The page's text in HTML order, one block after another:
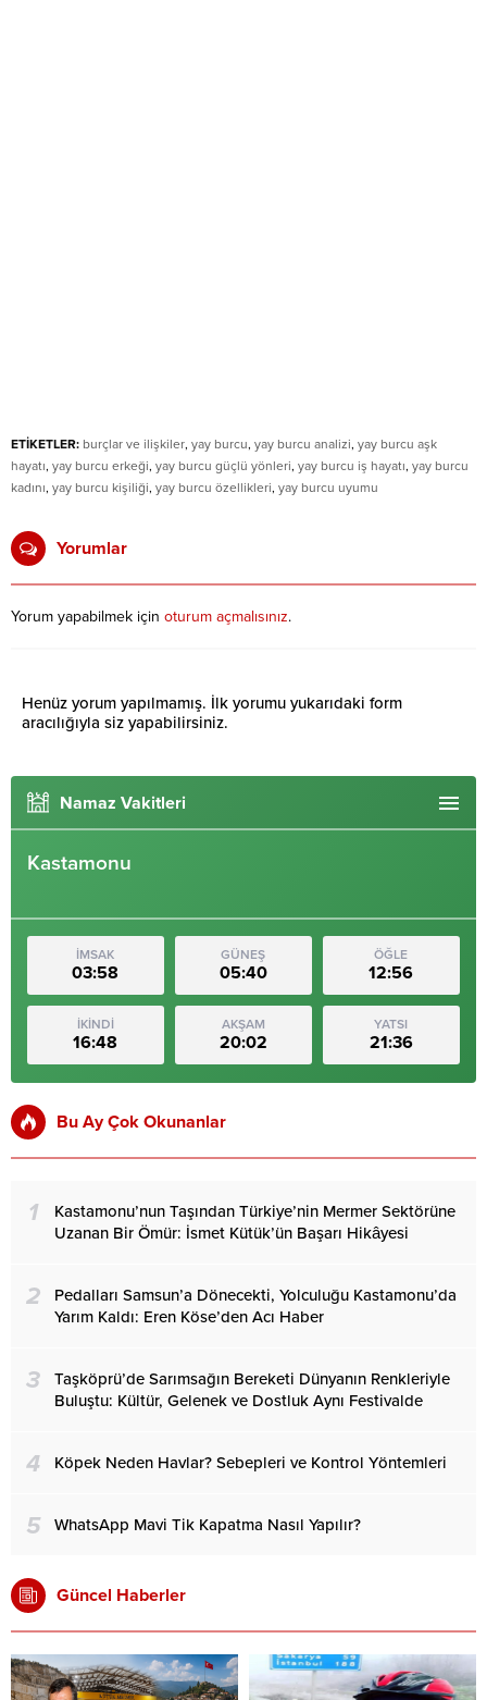
ETİKETLER: burçlar ve ilişkiler, yay burcu, yay burcu analizi, yay burcu aşk
hayatı, yay burcu erkeği, yay burcu güçlü yönleri, yay burcu iş hayatı, yay burcu
kadını, yay burcu kişiliği, yay burcu özellikleri, yay burcu uyumu
Yorumlar
Yorum yapabilmek için oturum açmalısınız.
Henüz yorum yapılmamış. İlk yorumu yukarıdaki form
aracılığıyla siz yapabilirsiniz.
Namaz Vakitleri
Kastamonu
İMSAK
03:58
GÜNEŞ
05:40
ÖĞLE
12:56
İKİNDİ
16:48
AKŞAM
20:02
YATSI
21:36
Bu Ay Çok Okunanlar
1
Kastamonu’nun Taşından Türkiye’nin Mermer Sektörüne
Uzanan Bir Ömür: İsmet Kütük’ün Başarı Hikâyesi
2
Pedalları Samsun’a Dönecekti, Yolculuğu Kastamonu’da
Yarım Kaldı: Eren Köse’den Acı Haber
3
Taşköprü’de Sarımsağın Bereketi Dünyanın Renkleriyle
Buluştu: Kültür, Gelenek ve Dostluk Aynı Festivalde
4 Köpek Neden Havlar? Sebepleri ve Kontrol Yöntemleri
5 WhatsApp Mavi Tik Kapatma Nasıl Yapılır?
Güncel Haberler